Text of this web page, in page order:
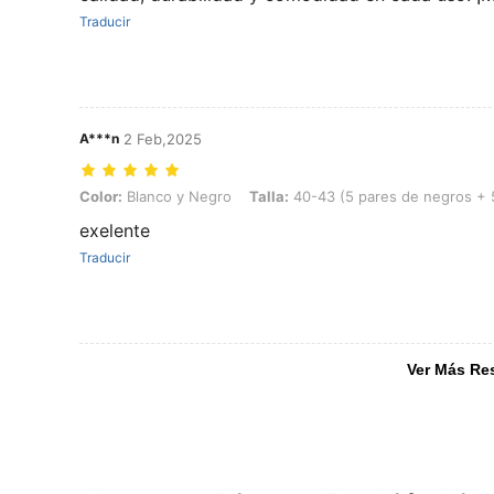
Traducir
A***n 2 Feb,2025
Color: Blanco y Negro, Talla: 40-43 (5 pares de negros + 5 pares
Color: Blanco y Negro Talla: 40-43 (5 pares de negros +
exelente
Traducir
Ver Más